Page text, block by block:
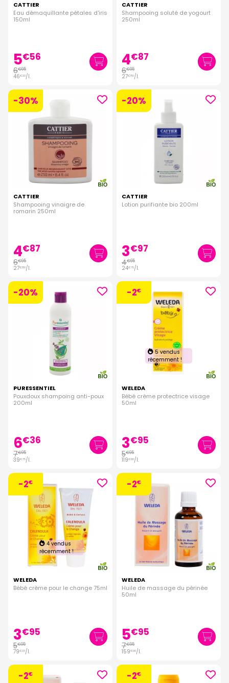
CATTIER
Eau démaquillante pétales d'iris
150ml
5€56
6€95
46€33/l.
CATTIER
Shampooing soluté de yogourt
250ml
4€87
6€95
27€80/l.
-30%
CATTIER
Shampooing vinaigre de
romarin 250ml
4€87
6€95
27€80/l.
-20%
CATTIER
Lotion purifiante bio 200ml
3€97
4€95
24€75/l.
-20%
PURESSENTIEL
Pouxdoux shampoing anti-poux
200ml
6€36
7€95
39€75/l.
-2€
5 vendus
récemment !
WELEDA
Bébé crème protectrice visage
50ml
3€95
5€95
119€00/l.
-2€
4 vendus
récemment !
WELEDA
Bébé crème pour le change 75ml
3€95
5€95
79€33/l.
-2€
WELEDA
Huile de massage du périnée
50ml
5€95
7€95
159€00/l.
-2€ -2€